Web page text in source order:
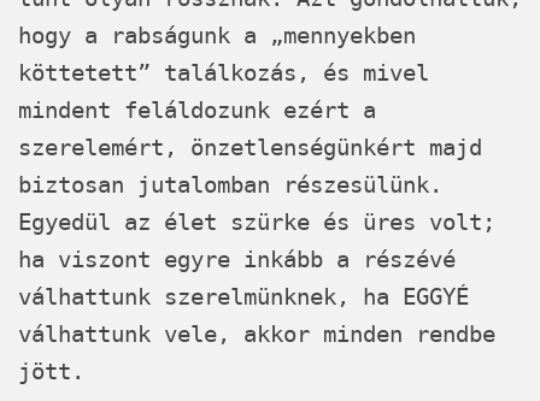
hogy a rabságunk a „mennyekben
köttetett” találkozás, és mivel
mindent feláldozunk ezért a
szerelemért, önzetlenségünkért majd
biztosan jutalomban részesülünk.
Egyedül az élet szürke és üres volt;
ha viszont egyre inkább a részévé
válhattunk szerelmünknek, ha EGGYÉ
válhattunk vele, akkor minden rendbe
jött.